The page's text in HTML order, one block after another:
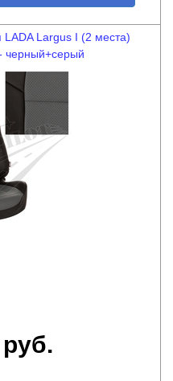
Largus I (2 места)
черный+серый